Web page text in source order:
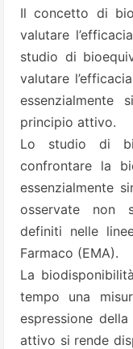
Il concetto di
valutare
studio di
valutare
essenzialmente
principio attivo.
Lo studio di
confrontare la
essenzialmente
osservate non
definiti nelle
Farmaco (EMA).
La
tempo una
espressione
attivo si rende